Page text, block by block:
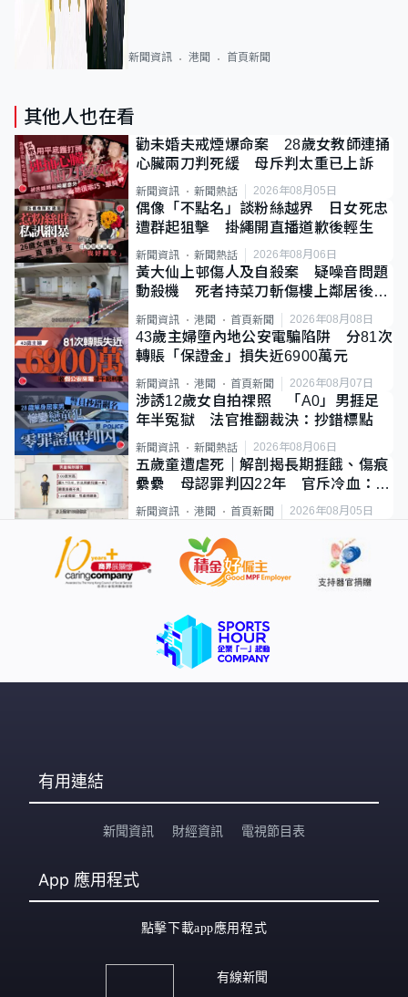
新聞資訊 港聞 首頁新聞
其他人也在看
勸未婚夫戒煙爆命案 28歲女教師連捅
心臟兩刀判死緩 母斥判太重已上訴
新聞資訊 新聞熱話 2026年08月05日
偶像「不點名」談粉絲越界 日女死忠
遭群起狙擊 掛繩開直播道歉後輕生
新聞資訊 新聞熱話 2026年08月06日
黃大仙上邨傷人及自殺案 疑噪音問題
動殺機 死者持菜刀斬傷樓上鄰居後墮
新聞資訊 港聞 首頁新聞 2026年08月08日
43歲主婦墮內地公安電騙陷阱 分81次
轉賬「保證金」損失近6900萬元
新聞資訊 港聞 首頁新聞 2026年08月07日
涉誘12歲女自拍祼照 「A0」男捱足
年半冤獄 法官推翻裁決：抄錯標點
新聞資訊 新聞熱話 2026年08月06日
五歲童遭虐死｜解剖揭長期捱餓、傷痕
纍纍 母認罪判囚22年 官斥冷血：同
類案最惡劣
新聞資訊 港聞 首頁新聞 2026年08月05日
有用連結
新聞資訊 財經資訊 電視節目表
App 應用程式
點擊下載app應用程式
有線新聞